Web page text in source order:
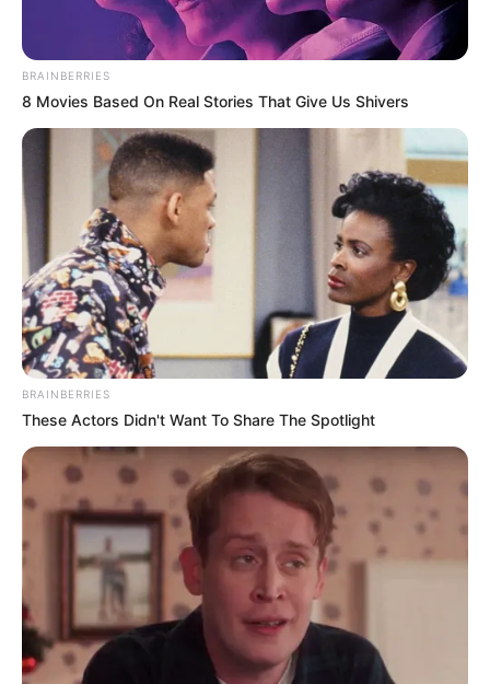
Brutal crimen en Ciénaga, Magdalena:
mujer trans fue torturada, asesinada y
luego calcinada
MUJER TRANS
Alcaldía de Bello exige
tipificar como
transfeminicidio el crimen
de Sara Millerey
ANTIOQUIA
Anunciaron millonaria
de mujer trans y lideresa
BELLO, ANTIOQUIA
Mariana Ballesteros, la
mujer trans asesinada en
Bello después de salir de
una reunión en su casa
BRAINBERRIES
8 Movies Based On Real Stories That Give Us Shivers
BRAINBERRIES
These Actors Didn't Want To Share The Spotlight